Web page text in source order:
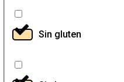
Sin gluten